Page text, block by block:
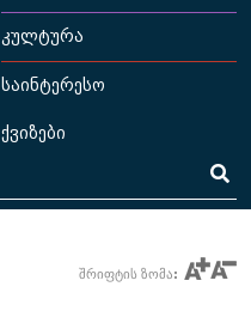
კულტურა
საინტერესო
ქვიზები
შრიფტის ზომა: